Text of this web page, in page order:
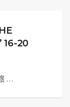
16-20
…